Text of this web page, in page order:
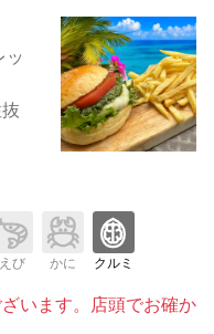
えび かに クルミ
います。店頭でお確か